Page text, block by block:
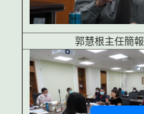
郭慧根主任簡報